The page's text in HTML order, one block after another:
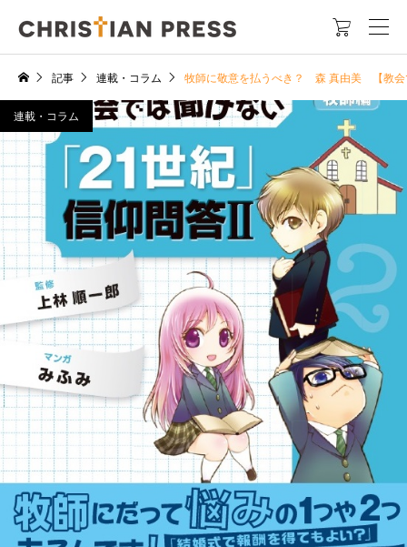

記事 連載・コラム 牧師に敬意を払うべき？ 森 真由美 【教会
連載・コラム